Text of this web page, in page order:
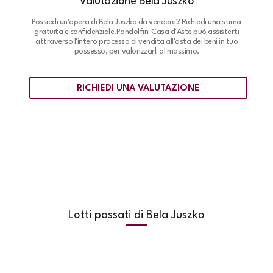
Possiedi un'opera di Bela Juszko da vendere? Richiedi una stima
gratuita e confidenziale. Pandolfini Casa d'Aste può assisterti
attraverso l'intero processo di vendita all'asta dei beni in tuo
possesso, per valorizzarli al massimo.
RICHIEDI UNA VALUTAZIONE
Lotti passati di Bela Juszko